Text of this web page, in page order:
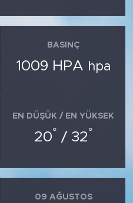
BASINÇ
1009 HPA hpa
EN DÜŞÜK / EN YÜKSEK
20° / 32°
09 AĞUSTOS